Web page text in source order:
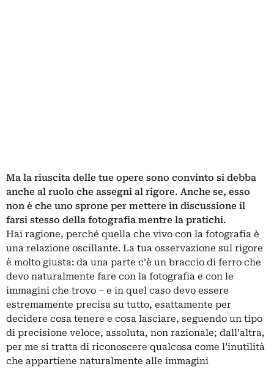
Ma la riuscita delle tue opere sono convinto si debba
anche al ruolo che assegni al rigore. Anche se, esso
non è che uno sprone per mettere in discussione il
farsi stesso della fotografia mentre la pratichi.
Hai ragione, perché quella che vivo con la fotografia è
una relazione oscillante. La tua osservazione sul rigore
è molto giusta: da una parte c’è un braccio di ferro che
devo naturalmente fare con la fotografia e con le
immagini che trovo – e in quel caso devo essere
estremamente precisa su tutto, esattamente per
decidere cosa tenere e cosa lasciare, seguendo un tipo
di precisione veloce, assoluta, non razionale; dall’altra,
per me si tratta di riconoscere qualcosa come l’inutilità
che appartiene naturalmente alle immagini